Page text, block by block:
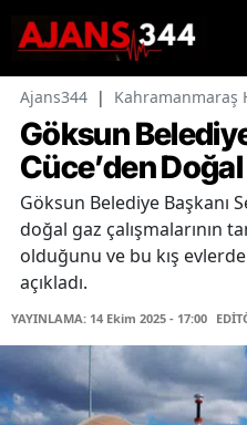
Ajans344 | Kahramanmaraş
Göksun
Cüce’den
Göksun Belediye Başkanı
doğal gaz çalışmalarının
olduğunu ve bu kış evlerde
açıkladı.
YAYINLAMA: 14 Ekim 2025 - 17:00